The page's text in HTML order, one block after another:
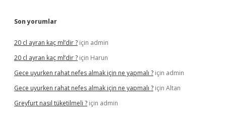
Son yorumlar
20 cl ayran kaç ml’dir ? için admin
20 cl ayran kaç ml’dir ? için Harun
Gece uyurken rahat nefes almak için ne yapmalı ? için admin
Gece uyurken rahat nefes almak için ne yapmalı ? için Altan
Greyfurt nasıl tüketilmeli ? için admin